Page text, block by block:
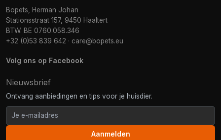
Bopets, Herman Johan
Stationsstraat 157, 9450 Haaltert
BTW: BE 0760.058.346
+32 (0)53 839 642 · care@bopets.eu
Volg ons op Facebook
Nieuwsbrief
Ontvang aanbiedingen en tips voor je huisdier.
Aanmelden